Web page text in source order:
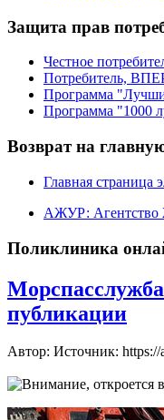
Защита прав
Честное
Потребитель,
Программа
Программа "1000
Возврат на
Главная
АЖУР: Агентство
Поликлиника
публикации
Автор: Источник: https://